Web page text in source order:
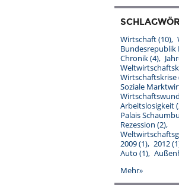
Wirtschaft(10)
Bundesrepublik
Chronik(4)
Wirtschaftskrise
Soziale
Arbeitslosigkeit
Palais
Rezession (2)
2009(1) 2012
Auto (1)
Mehr»